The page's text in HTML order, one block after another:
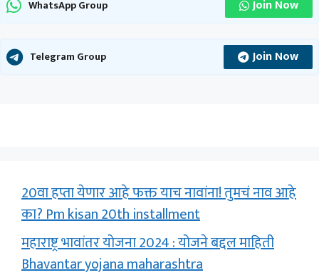
WhatsApp Group Join Now
Telegram Group Join Now
20वा हप्ता येणार आहे फक्त याच नावांना! तुमचं नाव आहे
का? Pm kisan 20th installment
महाराष्ट्र भावांतर योजना 2024 : योजने बद्दल माहिती
Bhavantar yojana maharashtra